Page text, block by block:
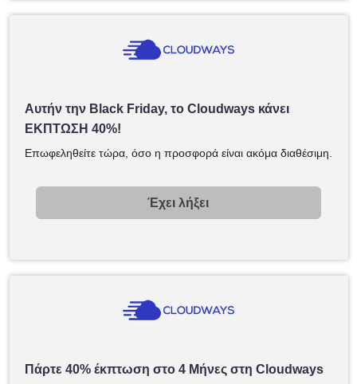
Αυτήν την Black Friday, το Cloudways κάνει
ΕΚΠΤΩΣΗ 40%!
Επωφεληθείτε τώρα, όσο η προσφορά είναι ακόμα διαθέσιμη.
Έχει λήξει
Πάρτε 40% έκπτωση στο 4 Μήνες στη Cloudways